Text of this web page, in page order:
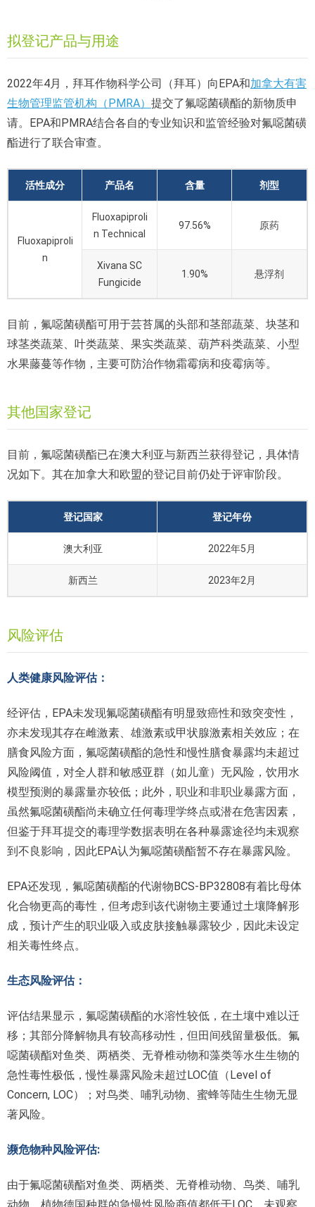
拟登记产品与用途
2022年4月，拜耳作物科学公司（拜耳）向EPA和加拿大有害
生物管理监管机构（PMRA） 提交了氟噁菌磺酯的新物质申
请。EPA和PMRA结合各自的专业知识和监管经验对氟噁菌磺
酯进行了联合审查。
活性成分 产品名 含量 剂型
Fluoxapiproli
n
Fluoxapiproli
n Technical
97.56% 原药
Xivana SC
Fungicide
1.90% 悬浮剂
目前，氟噁菌磺酯可用于芸苔属的头部和茎部蔬菜、块茎和
球茎类蔬菜、叶类蔬菜、果实类蔬菜、葫芦科类蔬菜、小型
水果藤蔓等作物，主要可防治作物霜霉病和疫霉病等。
其他国家登记
目前，氟噁菌磺酯已在澳大利亚与新西兰获得登记，具体情
况如下。其在加拿大和欧盟的登记目前仍处于评审阶段。
登记国家 登记年份
澳大利亚 2022年5月
新西兰 2023年2月
风险评估
人类健康风险评估：
经评估，EPA未发现氟噁菌磺酯有明显致癌性和致突变性，
亦未发现其存在雌激素、雄激素或甲状腺激素相关效应；在
膳食风险方面，氟噁菌磺酯的急性和慢性膳食暴露均未超过
风险阈值，对全人群和敏感亚群（如儿童）无风险，饮用水
模型预测的暴露量亦较低；此外，职业和非职业暴露方面，
虽然氟噁菌磺酯尚未确立任何毒理学终点或潜在危害因素，
但鉴于拜耳提交的毒理学数据表明在各种暴露途径均未观察
到不良影响，因此EPA认为氟噁菌磺酯暂不存在暴露风险。
EPA还发现，氟噁菌磺酯的代谢物BCS-BP32808有着比母体
化合物更高的毒性，但考虑到该代谢物主要通过土壤降解形
成，预计产生的职业吸入或皮肤接触暴露较少，因此未设定
相关毒性终点。
生态风险评估：
评估结果显示，氟噁菌磺酯的水溶性较低，在土壤中难以迁
移；其部分降解物具有较高移动性，但田间残留量极低。氟
噁菌磺酯对鱼类、两栖类、无脊椎动物和藻类等水生生物的
急性毒性极低，慢性暴露风险未超过LOC值（Level of
Concern, LOC）；对鸟类、哺乳动物、蜜蜂等陆生生物无显
著风险。
濒危物种风险评估:
由于氟噁菌磺酯对鱼类、两栖类、无脊椎动物、鸟类、哺乳